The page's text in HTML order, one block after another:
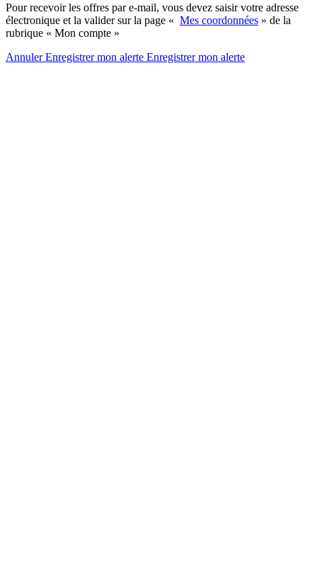
Pour recevoir les offres par e-mail, vous devez saisir votre adresse
électronique et la valider sur la page « Mes coordonnées » de la
rubrique « Mon compte »
AnnulerEnregistrer mon alerte Enregistrermon alerte